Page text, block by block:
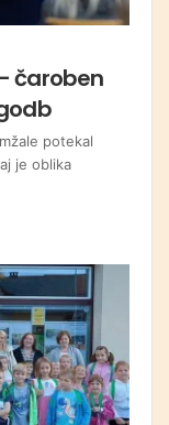
čaroben
potekal
je oblika